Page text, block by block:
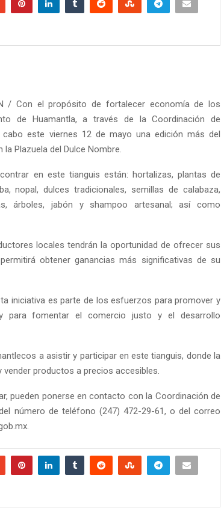
/ Con el propósito de fortalecer economía de los
de Huamantla, a través de la Coordinación de
cabo este viernes 12 de mayo una edición más del
Plazuela del Dulce Nombre.
en este tianguis están: hortalizas, plantas de
nopal, dulces tradicionales, semillas de calabaza,
árboles, jabón y shampoo artesanal; así como
locales tendrán la oportunidad de ofrecer sus
obtener ganancias más significativas de su
iniciativa es parte de los esfuerzos para promover y
para fomentar el comercio justo y el desarrollo
a asistir y participar en este tianguis, donde la
productos a precios accesibles.
pueden ponerse en contacto con la Coordinación de
número de teléfono (247) 472-29-61, o del correo